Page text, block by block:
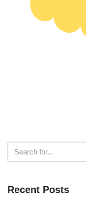
Recent Posts